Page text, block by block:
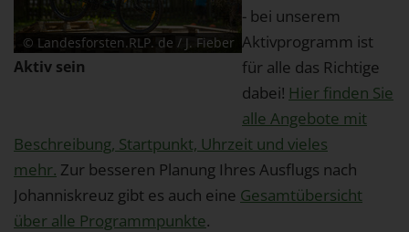
© Landesforsten.RLP. de / J. Fieber
Aktiv sein
- bei unserem
Aktivprogramm ist
für alle das Richtige
dabei! Hier finden Sie
alle Angebote mit
Beschreibung, Startpunkt, Uhrzeit und vieles
mehr. Zur besseren Planung Ihres Ausflugs nach
Johanniskreuz gibt es auch eine Gesamtübersicht
über alle Programmpunkte.